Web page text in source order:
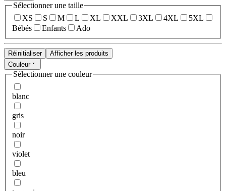
Sélectionner une taille
XS
S M L XL XXL 3XL 4XL
5XL
Bébés
Enfants Ado
Réinitialiser
Afficher les produits
Couleur
Sélectionner une couleur
blanc
gris
noir
violet
bleu